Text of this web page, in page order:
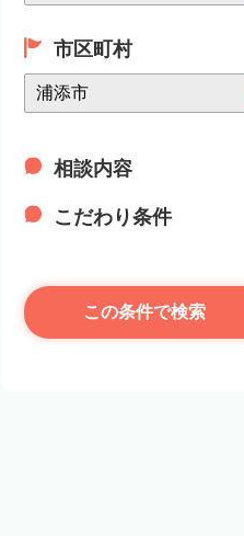
市区町村
相談内容
こだわり条件
この条件で検索